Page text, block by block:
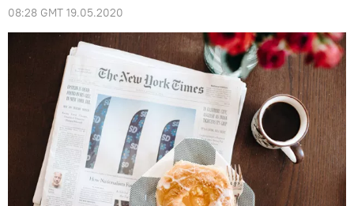
08:28 GMT 19.05.2020